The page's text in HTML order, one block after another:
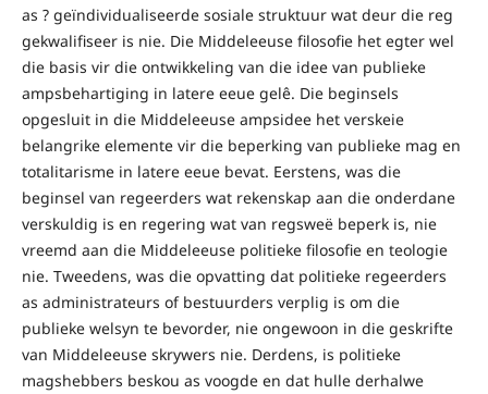
as ? geïndividualiseerde sosiale struktuur wat deur die reg
gekwalifiseer is nie. Die Middeleeuse filosofie het egter wel
die basis vir die ontwikkeling van die idee van publieke
ampsbehartiging in latere eeue gelê. Die beginsels
opgesluit in die Middeleeuse ampsidee het verskeie
belangrike elemente vir die beperking van publieke mag en
totalitarisme in latere eeue bevat. Eerstens, was die
beginsel van regeerders wat rekenskap aan die onderdane
verskuldig is en regering wat van regsweë beperk is, nie
vreemd aan die Middeleeuse politieke filosofie en teologie
nie. Tweedens, was die opvatting dat politieke regeerders
as administrateurs of bestuurders verplig is om die
publieke welsyn te bevorder, nie ongewoon in die geskrifte
van Middeleeuse skrywers nie. Derdens, is politieke
magshebbers beskou as voogde en dat hulle derhalwe